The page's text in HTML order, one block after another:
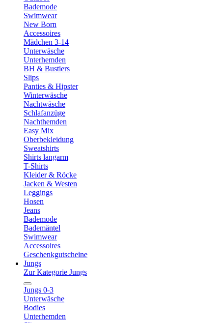
Bademode
Swimwear
New Born
Accessoires
Mädchen 3-14
Unterwäsche
Unterhemden
BH & Bustiers
Slips
Panties & Hipster
Winterwäsche
Nachtwäsche
Schlafanzüge
Nachthemden
Easy Mix
Oberbekleidung
Sweatshirts
Shirts langarm
T-Shirts
Kleider & Röcke
Jacken & Westen
Leggings
Hosen
Jeans
Bademode
Bademäntel
Swimwear
Accessoires
Geschenkgutscheine
Jungs
Zur Kategorie Jungs
Jungs 0-3
Unterwäsche
Bodies
Unterhemden